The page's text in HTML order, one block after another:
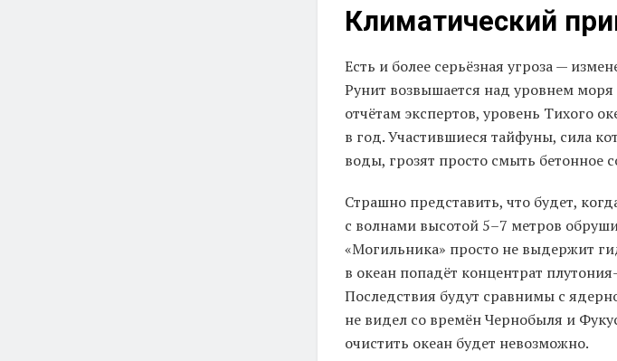
Климатический
Есть и более серьёзная угроза —
Рунит возвышается над уровнем моря
отчётам экспертов, уровень Тихого
в год. Участившиеся тайфуны, сила
воды, грозят просто смыть бетонное
Страшно представить, что будет,
с волнами высотой 5–7 метров
«Могильника» просто не выдержит
в океан попадёт концентрат
Последствия будут сравнимы с
не видел со времён Чернобыля и
очистить океан будет невозможно.